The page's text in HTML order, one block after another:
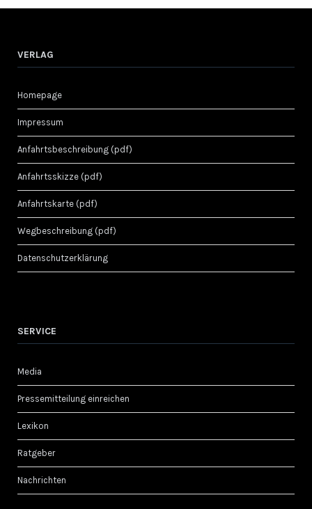
VERLAG
Homepage
Impressum
Anfahrtsbeschreibung (pdf)
Anfahrtsskizze (pdf)
Anfahrtskarte (pdf)
Wegbeschreibung (pdf)
Datenschutzerklärung
SERVICE
Media
Pressemitteilung einreichen
Lexikon
Ratgeber
Nachrichten